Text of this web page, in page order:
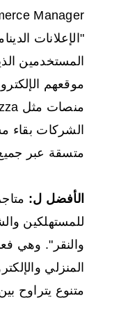
"الإعلانات
المستخدمين الذين
موقعهم
الشركات بقاء
متسقة عبر جميع
الأفضل ل:متاجر
للمستهلكين
والنقر". وهي
المنزلي
متنوع يتراوح بين